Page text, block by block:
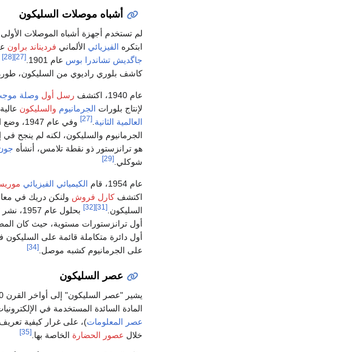
أشباه موصلات السليكون
لم تستخدم أجهزة أشباه الموصلات
ابتكره الفيزيائي الألماني فرديناند براون
جاگديش تشاندرا بوس عام 1901. [27]
[28]
كاشف بلوري راديوي من السليكون،
عام 1940، اكتشف رسل أول وصلة
لإنتاج بلورات الجرمانيوم والسليكون
العالمية الثانية [27] وفي عام 1947، وضع الفيزيائي
الجرمانيوم والسليكون، لكنه لم ينجح
هو ترانزستور ذو نقطة تلامس، أنشأه
شوكلي. [29]
عام 1954، قام الكيميائي الفيزيائي
اكتشف كارل فروش ولنكن دريك في
السليكون. [31]
[32] بحلول عام 1957، نشر فروش ودريك عملهما حول أول ترانزستور أكسيد أشباه الموصلات المصنّع
أول ترانزستورات مستوية، حيث كان
أول دائرة متكاملة قائمة على
على الجرمانيوم كشبه موصل. [34]
عصر السليكون
يشير "عصر السليكون" إلى أواخر القرن 20 إلى أوائل القرن 21.
المادة السائدة المستخدمة في
عصر المعلومات)، على غرار كيفية تعريف
خلال عصور الحضارة الخاصة بها. [35]